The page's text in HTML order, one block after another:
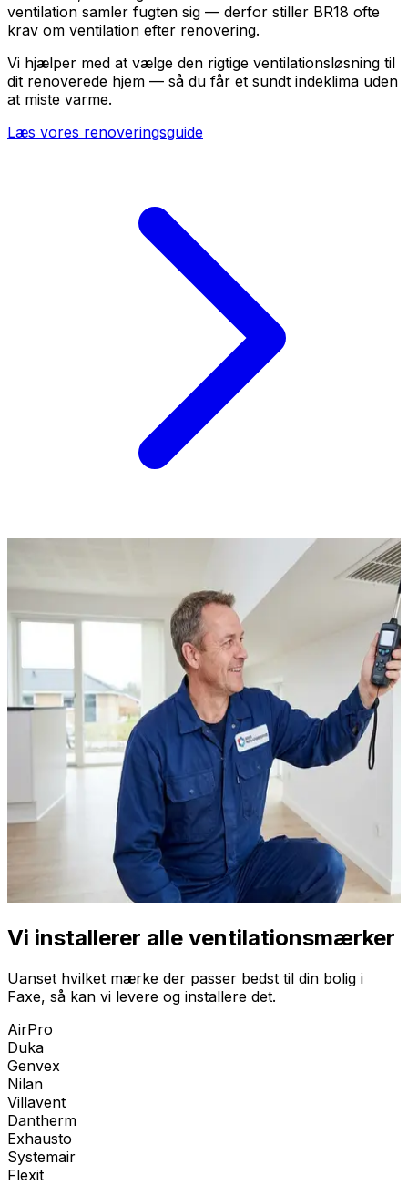
ventilation samler fugten sig — derfor stiller BR18 ofte
krav om ventilation efter renovering.
Vi hjælper med at vælge den rigtige ventilationsløsning til
dit renoverede hjem — så du får et sundt indeklima uden
at miste varme.
Læs vores renoveringsguide
Vi installerer alle ventilationsmærker
Uanset hvilket mærke der passer bedst til din bolig i
Faxe, så kan vi levere og installere det.
AirPro
Duka
Genvex
Nilan
Villavent
Dantherm
Exhausto
Systemair
Flexit